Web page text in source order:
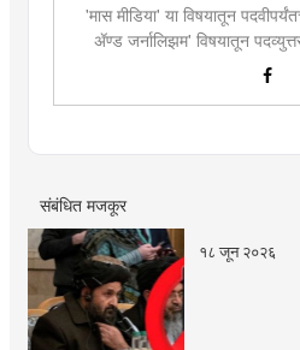
'मास मीडिया' या विषयातून
ॲण्ड जर्नालिझम' विषयातून
दै.'मुंबई तरुण भारत'मध्ये वेब
संगीत, वाचन, फोटोग्राफी, इ.ची
संबंधित मजकूर
१८ जून २०२६